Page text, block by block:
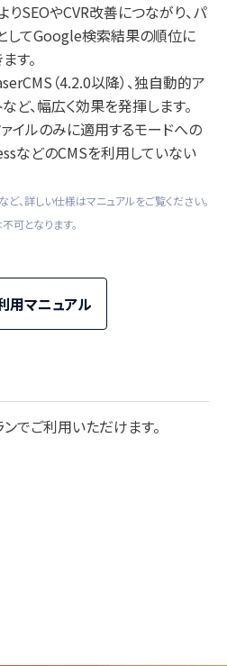
SEOやCVR改善につながり、パ
してGoogle検索結果の順位に
す。
（4.2.0以降）、独自動的ア
ど、幅広く効果を発揮します。
イルのみに適用するモードへの
などのCMSを利用していない
、詳しい仕様はマニュアルをご覧ください。
可となります。
用マニュアル
でご利用いただけます。